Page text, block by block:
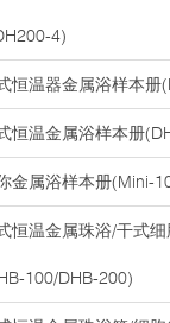
4)
恒温器金属浴样本册
恒温金属浴样本册
金属浴样本册(Mini-
恒温金属珠浴/干式
100/DHB-200)